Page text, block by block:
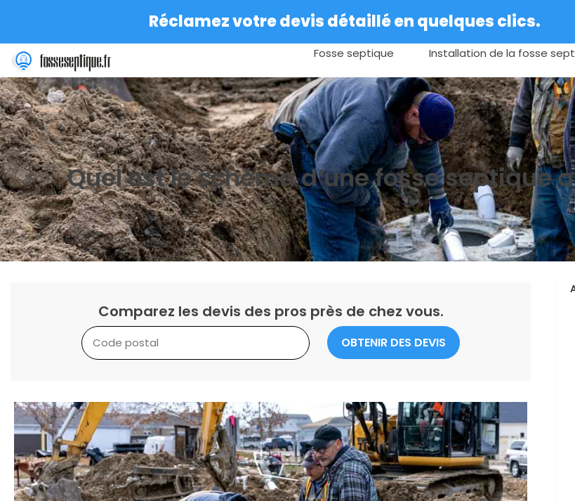
Réclamez votre devis détaillé en quelques clics.
Fosse septique Installation de la fosse
Quel est le schéma d’une fosse septique
Comparez les devis des pros près de chez vous.
OBTENIR DES DEVIS